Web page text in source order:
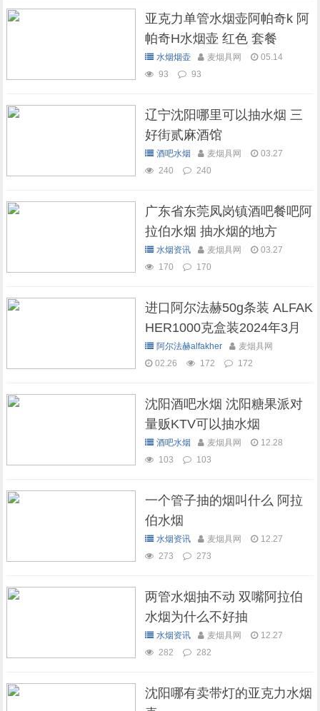
亚克力单管水烟壶阿帕奇k 阿
帕奇H水烟壶 红色 套餐
水烟烟壶 麦烟具网
05.14
93
93
辽宁沈阳哪里可以抽水烟 三
好街贰麻酒馆
酒吧水烟 麦烟具网
03.27
240
240
广东省东莞凤岗镇酒吧餐吧阿
拉伯水烟 抽水烟的地方
水烟资讯 麦烟具网
03.27
170
170
进口阿尔法赫50g条装 ALFAK
HER1000克盒装2024年3月
现货库存
阿尔法赫alfakher
麦烟具网
02.26
172 172
沈阳酒吧水烟 沈阳糖果派对
量贩KTV可以抽水烟
酒吧水烟 麦烟具网
12.28
103
103
一个管子抽的烟叫什么 阿拉
伯水烟
水烟资讯 麦烟具网
12.27
273
273
两管水烟抽不动 双嘴阿拉伯
水烟为什么不好抽
水烟资讯 麦烟具网
12.27
282
282
沈阳哪有卖带灯的亚克力水烟